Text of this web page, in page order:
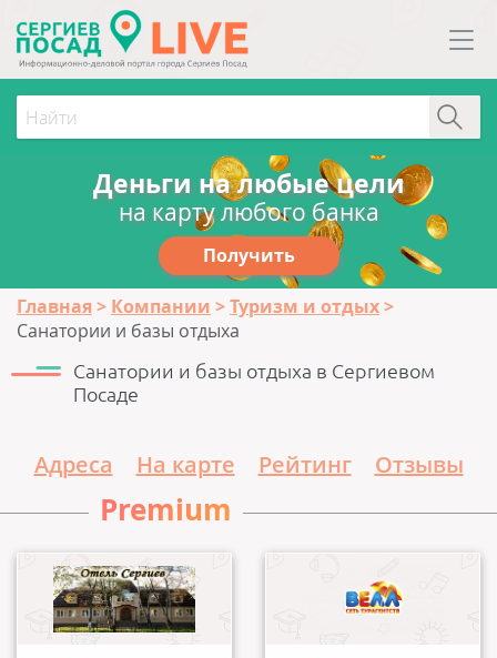
Деньги на любые цели
на карту любого банка
Получить
Главная Компании
Туризм и отдых
Санатории и базы отдыха
Санатории и базы отдыха в Сергиевом
Посаде
Адреса На карте Рейтинг Отзывы
Premium
Наш отель находится в 5
минутах ходьбы от Троице-
Сергиевой Лавры. Чистые,
уютные номера, бесплат...
Москве образовалась в
2003 году. Одна из